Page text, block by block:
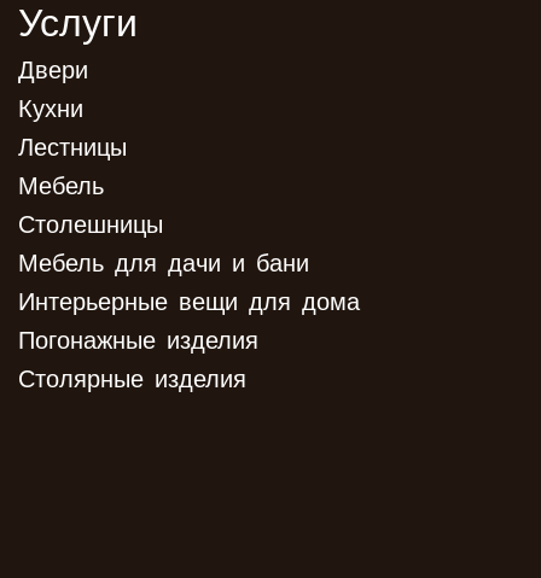
Услуги
Двери
Кухни
Лестницы
Мебель
Столешницы
Мебель для дачи и бани
Интерьерные вещи для дома
Погонажные изделия
Столярные изделия